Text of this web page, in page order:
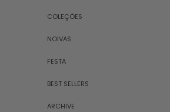
COLEÇÕES
NOIVAS
FESTA
BEST SELLERS
ARCHIVE